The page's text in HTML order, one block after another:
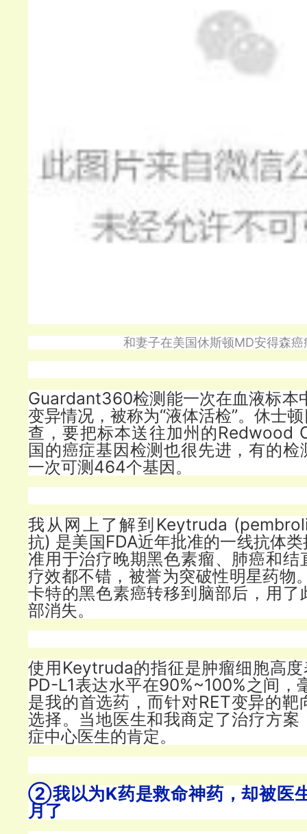
和妻子在美国休斯顿MD安得森癌
Guardant360检测能一次在血液标本
变异情况，被称为“液体活检”。休士
查，要把标本送往加州的Redwood
国的癌症基因检测也很先进，有的检
一次可测464个基因。
我从网上了解到Keytruda
抗) 是美国FDA近年批准的一线抗体
准用于治疗晚期黑色素瘤、肺癌和结
疗效都不错，被誉为突破性明星药物
卡特的黑色素癌转移到脑部后，用了
部消失。
使用Keytruda的指征是肿瘤细胞高
PD-L1表达水平在90%~100%之间，
是我的首选药，而针对RET变异的靶
选择。当地医生和我商定了治疗方案
症中心医生的肯定。
②我以为K药是救命神药，却被医
月了